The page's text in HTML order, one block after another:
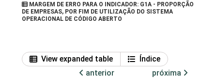
MARGEM DE ERRO PARA O INDICADOR: G1A - PROPORÇÃO
DE EMPRESAS, POR FIM DE UTILIZAÇÃO DO SISTEMA
OPERACIONAL DE CÓDIGO ABERTO
View expanded table
Índice
anterior
próxima